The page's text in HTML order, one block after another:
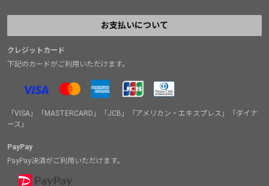
お支払いについて
クレジットカード
下記のカードがご利用いただけます。
「VISA」「MASTERCARD」「JCB」「アメリカン・エキスプレス」「ダイナ
ース」
PayPay
PayPay決済がご利用いただけます。